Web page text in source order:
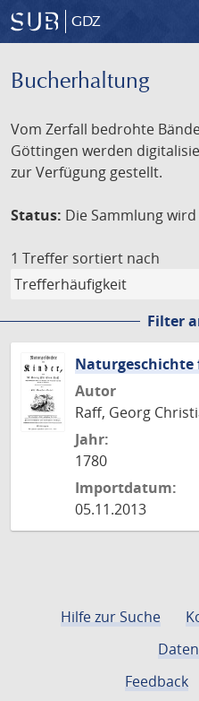
GDZ
Bucherhaltung
Vom Zerfall bedrohte
Göttingen werden
zur Verfügung gestellt.
Status: Die Sammlung
1 Treffer sortiert nach
Filter
Naturgeschichte
Autor
Raff, Georg
Jahr:
1780
Importdatum:
05.11.2013
Hilfe zur Suche
Feedback